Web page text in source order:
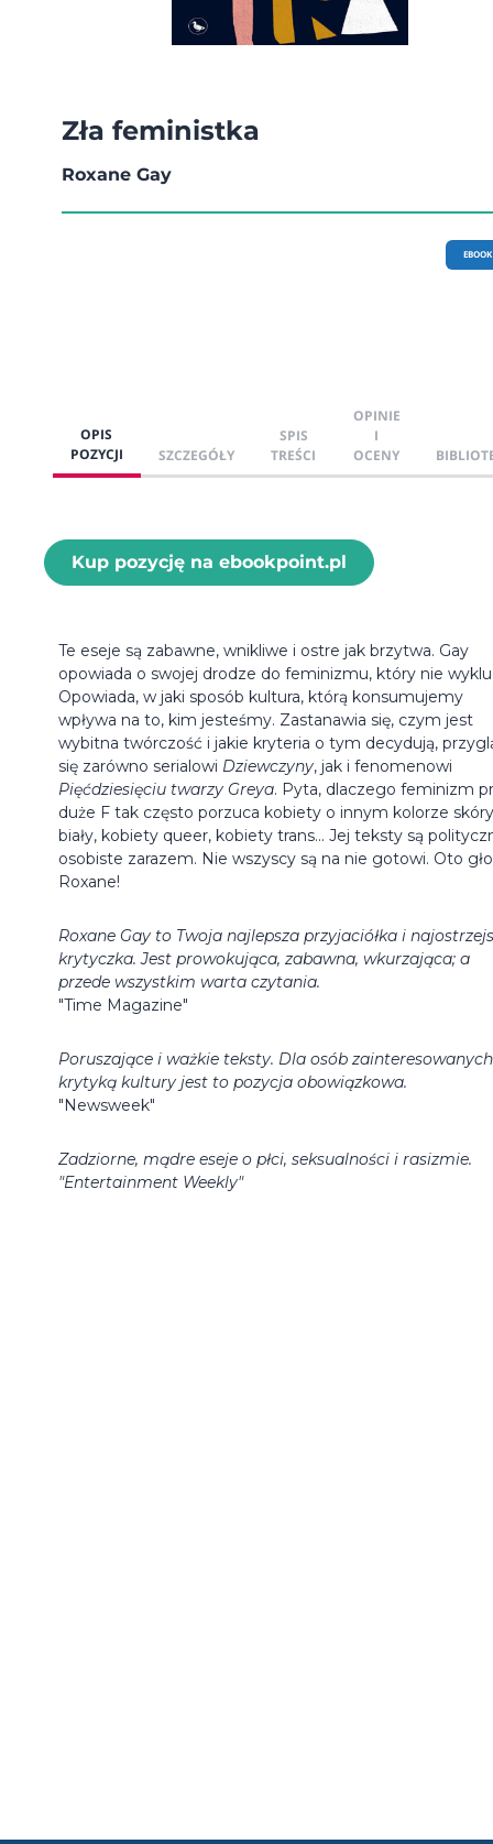
Zła feministka
Roxane Gay
EBOOK
OPIS
POZYCJI
SZCZEGÓŁY
SPIS
TREŚCI
OPINIE
I
OCENY
Kup pozycję na ebookpoint.pl
Te eseje są zabawne, wnikliwe i ostre jak brzytwa. Gay
opowiada o swojej drodze do feminizmu, który nie
Opowiada, w jaki sposób kultura, którą konsumujemy
wpływa na to, kim jesteśmy. Zastanawia się, czym jest
wybitna twórczość i jakie kryteria o tym decydują,
się zarówno serialowi Dziewczyny, jak i fenomenowi
Pięćdziesięciu twarzy Greya. Pyta, dlaczego feminizm
duże F tak często porzuca kobiety o innym kolorze
biały, kobiety queer, kobiety trans... Jej teksty są
osobiste zarazem. Nie wszyscy są na nie gotowi. Oto
Roxane!
Roxane Gay to Twoja najlepsza przyjaciółka i
krytyczka. Jest prowokująca, zabawna, wkurzająca; a
przede wszystkim warta czytania.
"Time Magazine"
Poruszające i ważkie teksty. Dla osób zainteresowanych
krytyką kultury jest to pozycja obowiązkowa.
"Newsweek"
Zadziorne, mądre eseje o płci, seksualności i rasizmie.
"Entertainment Weekly"